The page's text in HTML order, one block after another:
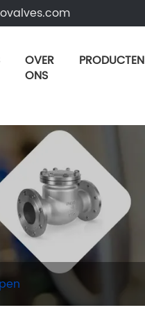
OVER
ONS
PRODUCTEN